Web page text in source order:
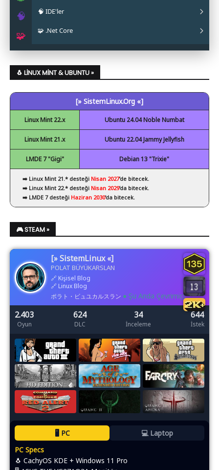
🧠
🧩
✔ Papirus
✔ Obsidian
✔ OpenJDK
✔ Android Studio
🧠 IDE'ler
✔ Eclipse
✔ Code::Blocks
✔ NetBeans
✔ Visual Studio Code
🧩 .Net Core
✔ .Net Core Kurulumu
🐧 LINUX MINT & UBUNTU »
[» SistemLinux.Org «]
Linux Mint 22.x Ubuntu 24.04 Noble Numbat
Linux Mint 21.x Ubuntu 22.04 Jammy Jellyfish
LMDE 7 "Gigi" Debian 13 "Trixie"
➡️ Linux Mint 21.* desteği Nisan 2027’de bitecek.
➡️ Linux Mint 22.* desteği Nisan 2029’da bitecek.
➡️ LMDE 7 desteği Haziran 2030’da bitecek.
🎮 STEAM »
[» SistemLinux «]
POLAT BÜYÜKARSLAN
🔗 Kişisel Blog
🔗 Linux Blog
ポラト・ビュユカルスラン ● Şu Anda Çevrimiçi
2.403
Oyun
624
DLC
34
İnceleme
644
İstek
🖥️ PC
💻 Laptop
PC Specs
🐧 CachyOS KDE + Windows 11 Pro